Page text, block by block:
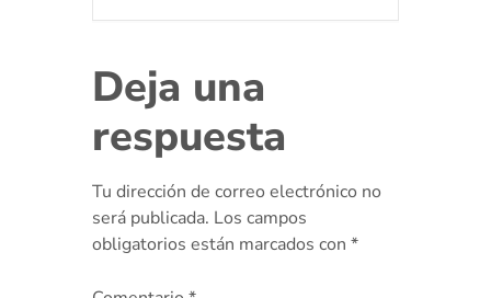
Deja una
respuesta
Tu dirección de correo electrónico no
será publicada. Los campos
obligatorios están marcados con *